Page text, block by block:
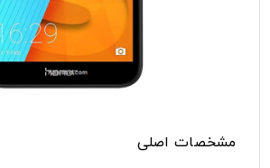
مشخصات اصلی